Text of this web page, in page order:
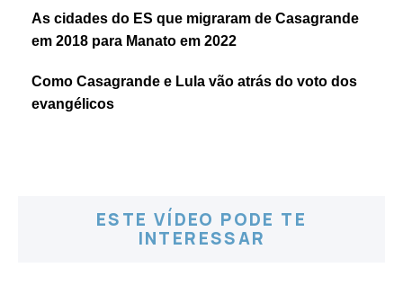
As cidades do ES que migraram de Casagrande
em 2018 para Manato em 2022
Como Casagrande e Lula vão atrás do voto dos
evangélicos
ESTE VÍDEO PODE TE
INTERESSAR